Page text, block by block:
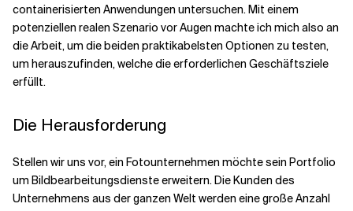
Verwandte Themen
containerisierten Anwendungen untersuchen. Mit einem
potenziellen realen Szenario vor Augen machte ich mich also an
die Arbeit, um die beiden praktikabelsten Optionen zu testen,
um herauszufinden, welche die erforderlichen Geschäftsziele
erfüllt.
Die Herausforderung
Stellen wir uns vor, ein Fotounternehmen möchte sein Portfolio
um Bildbearbeitungsdienste erweitern. Die Kunden des
Unternehmens aus der ganzen Welt werden eine große Anzahl